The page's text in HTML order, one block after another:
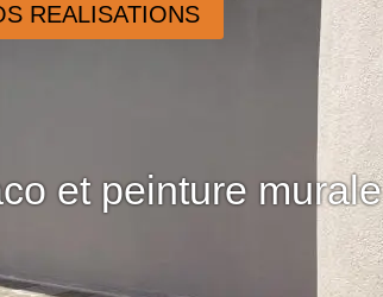
REALISATIONS
et peinture murale